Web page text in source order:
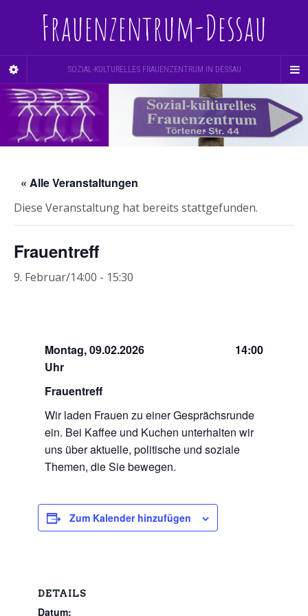
Frauenzentrum-Dessau
SOZIAL-KULTURELLES FRAUENZENTRUM IN DESSAU
« Alle Veranstaltungen
Diese Veranstaltung hat bereits stattgefunden.
Frauentreff
9. Februar/14:00 - 15:30
Montag, 09.02.2026
14:00
Uhr
Frauentreff
Wir laden Frauen zu einer Gesprächsrunde
ein. Bei Kaffee und Kuchen unterhalten wir
uns über aktuelle, politische und soziale
Themen, die Sie bewegen.
Zum Kalender hinzufügen
DETAILS
Datum: